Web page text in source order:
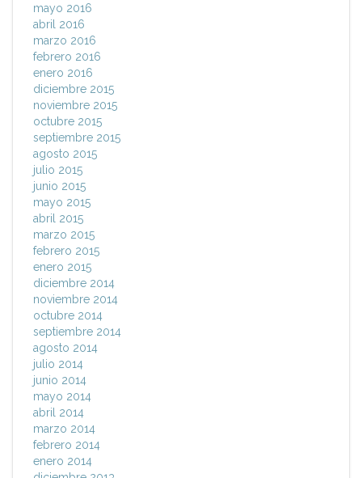
mayo 2016
abril 2016
marzo 2016
febrero 2016
enero 2016
diciembre 2015
noviembre 2015
octubre 2015
septiembre 2015
agosto 2015
julio 2015
junio 2015
mayo 2015
abril 2015
marzo 2015
febrero 2015
enero 2015
diciembre 2014
noviembre 2014
octubre 2014
septiembre 2014
agosto 2014
julio 2014
junio 2014
mayo 2014
abril 2014
marzo 2014
febrero 2014
enero 2014